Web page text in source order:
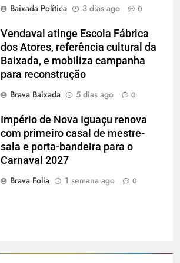
Baixada Política
3 dias ago 0
Vendaval atinge Escola Fábrica
dos Atores, referência cultural da
Baixada, e mobiliza campanha
para reconstrução
Brava Baixada
5 dias ago 0
Império de Nova Iguaçu renova
com primeiro casal de mestre-
sala e porta-bandeira para o
Carnaval 2027
Brava Folia
1 semana ago 0